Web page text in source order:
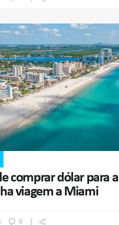
comprar dólar para a
viagem a Miami
0